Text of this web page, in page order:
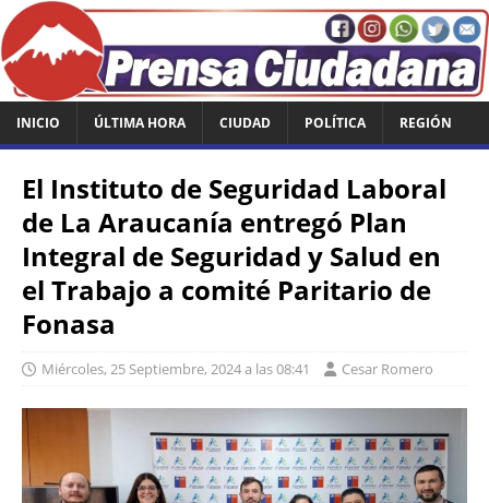
INICIO ÚLTIMA HORA CIUDAD POLÍTICA REGIÓN
El Instituto de Seguridad Laboral
de La Araucanía entregó Plan
Integral de Seguridad y Salud en
el Trabajo a comité Paritario de
Fonasa
Miércoles, 25 Septiembre, 2024 a las 08:41 Cesar Romero